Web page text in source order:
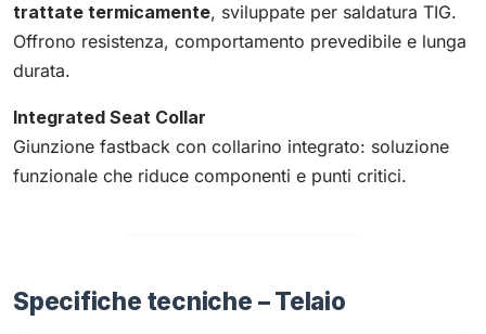
trattate termicamente, sviluppate per saldatura TIG.
Offrono resistenza, comportamento prevedibile e lunga
durata.
Integrated Seat Collar
Giunzione fastback con collarino integrato: soluzione
funzionale che riduce componenti e punti critici.
Specifiche tecniche – Telaio